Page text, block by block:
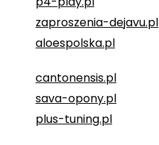
zaproszenia-dejavu.pl
aloespolska.pl
cantonensis.pl
sava-opony.pl
plus-tuning.pl